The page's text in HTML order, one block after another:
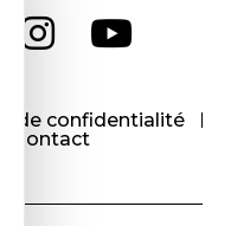
de confidentialité
Contact